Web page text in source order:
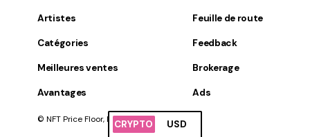
CRYPTO USD
Artistes
Catégories
Meilleures ventes
Avantages
Feuille de route
Feedback
Brokerage
Ads
© NFT Price Floor, Inc. Tous droits réservés.